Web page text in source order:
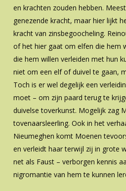
en krachten zouden hebben.
genezende kracht, maar hier lijkt
kracht van zinsbegoocheling.
of het hier gaat om elfen die hem
die hem willen verleiden met hun
niet om een elf of duivel te gaan,
Toch is er wel degelijk een
moet – om zijn paard terug te
duivelse toverkunst. Mogelijk zag
tovenaarsleerling. Ook in het
Nieumeghen komt Moenen
en verleidt haar terwijl zij in grote
net als Faust – verborgen kennis
nigromantie van hem te kunnen